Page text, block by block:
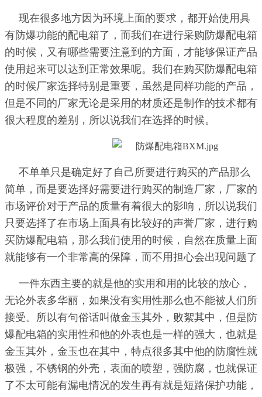
现在很多地方因为环境上面的要求，都开始使用具
有防爆功能的配电箱了，而我们在进行采购防爆配电箱
的时候，又有哪些需要注意到的方面，才能够保证产品
使用起来可以达到正常效果呢。我们在购买防爆配电箱
的时候厂家选择特别是重要，虽然是同样功能的产品，
但是不同的厂家无论是采用的材质还是制作的技术都有
很大程度的差别，所以说我们在选择的时候。
不单单只是确定好了自己所要进行购买的产品那么
简单，而是要选择好需要进行购买的制造厂家，厂家的
市场评价对于产品的质量有着很大的影响，所以说我们
只要选择了在市场上面具有比较好的声誉厂家，进行购
买防爆配电箱，那么我们使用的时候，自然在质量上面
就能够有一个非常高的保障，而不用担心会出现问题了
一件东西主要的就是他的实用和用的比较的放心，
无论外表多华丽，如果没有实用性那么也不能被人们所
接受。所以有句俗话叫做金玉其外，败絮其中，但是防
爆配电箱的实用性和他的外表也是一样的强大，也就是
金玉其外，金玉也在其中，特点很多其中他的防腐性就
极强，不锈钢的外壳，表面的喷塑，强防腐，也就保证
了不太可能有漏电情况的发生再有就是短路保护功能，